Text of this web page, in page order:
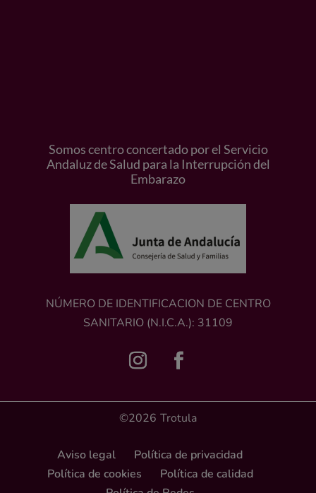
Somos centro concertado por el Servicio
Andaluz de Salud para la Interrupción del
Embarazo
NÚMERO DE IDENTIFICACION DE CENTRO
SANITARIO (N.I.C.A.): 31109
©2026 Trotula
Aviso legal
Política de privacidad
Política de cookies
Política de calidad